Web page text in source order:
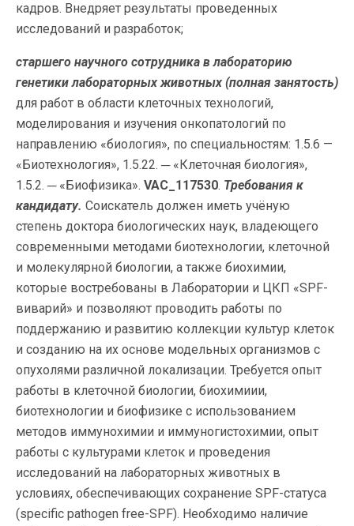
кадров. Внедряет результаты проведенных
исследований и разработок;
старшего научного сотрудника в лабораторию
генетики лабораторных животных (полная занятость)
для работ в области клеточных технологий,
моделирования и изучения онкопатологий по
направлению «биология», по специальностям: 1.5.6 —
«Биотехнология», 1.5.22. ─ «Клеточная биология»,
1.5.2. ─ «Биофизика». VAC_117530. Требования к
кандидату. Соискатель должен иметь учёную
степень доктора биологических наук, владеющего
современными методами биотехнологии, клеточной
и молекулярной биологии, а также биохимии,
которые востребованы в Лаборатории и ЦКП «SPF-
виварий» и позволяют проводить работы по
поддержанию и развитию коллекции культур клеток
и созданию на их основе модельных организмов с
опухолями различной локализации. Требуется опыт
работы в клеточной биологии, биохимиии,
биотехнологии и биофизике с использованием
методов иммунохимии и иммуногистохимии, опыт
работы с культурами клеток и проведения
исследований на лабораторных животных в
условиях, обеспечивающих сохранение SPF-статуса
(specific pathogen free-SPF). Необходимо наличие